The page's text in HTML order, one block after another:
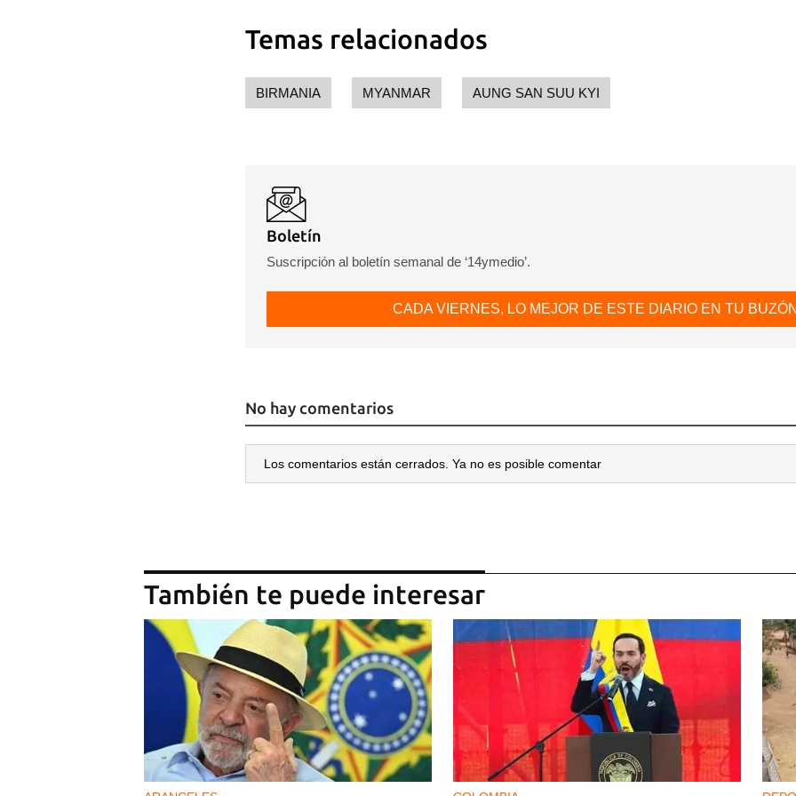
Temas relacionados
BIRMANIA MYANMAR AUNG SAN SUU KYI
Boletín
Suscripción al boletín semanal de ‘14ymedio’.
CADA VIERNES, LO MEJOR DE ESTE DIARIO EN TU
No hay comentarios
Los comentarios están cerrados. Ya no es posible comentar
También te puede interesar